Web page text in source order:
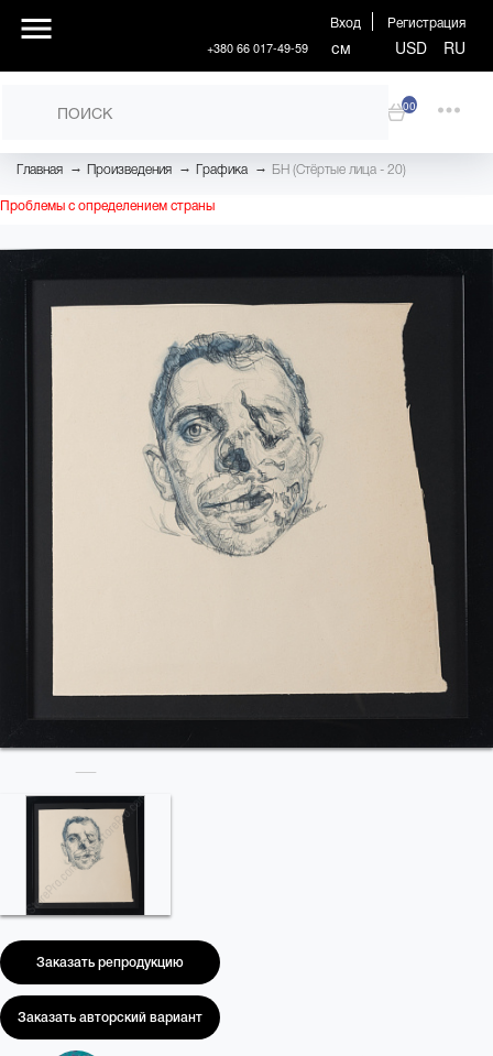
Вход Регистрация
+380 66 017-49-59 см USD RU
00
Главная → Произведения → Графика → БН (Стёртые лица - 20)
Проблемы с определением страны
Заказать репродукцию
Заказать авторский вариант